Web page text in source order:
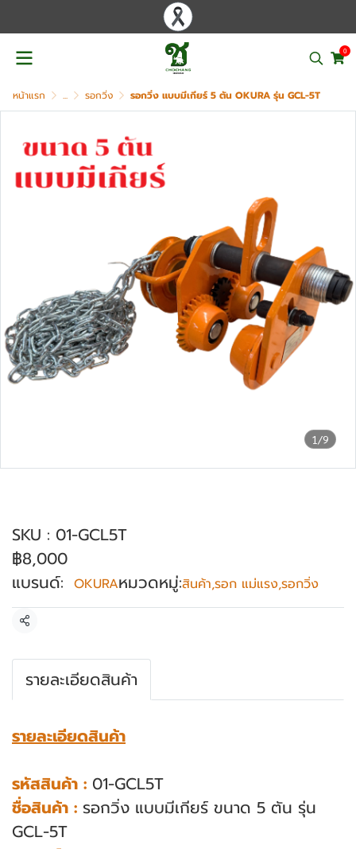
0
หน้าแรก ... รอกวิ่ง รอกวิ่ง แบบมีเกียร์ 5 ตัน OKURA รุ่น GCL-5T
1/9
SKU : 01-GCL5T
฿8,000
แบรนด์: OKURAหมวดหมู่:สินค้า,รอก แม่แรง,รอกวิ่ง
แชร์
รายละเอียดสินค้า
รายละเอียดสินค้า
รหัสสินค้า : 01-GCL5T
ชื่อสินค้า : รอกวิ่ง แบบมีเกียร์ ขนาด 5 ตัน รุ่น
GCL-5T